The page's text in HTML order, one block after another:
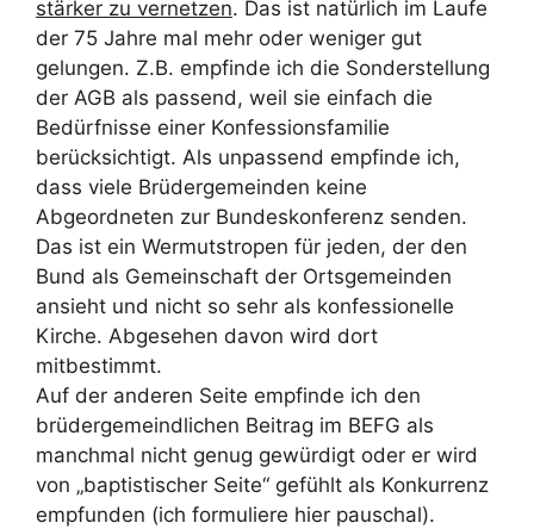
stärker zu vernetzen. Das ist natürlich im Laufe
der 75 Jahre mal mehr oder weniger gut
gelungen. Z.B. empfinde ich die Sonderstellung
der AGB als passend, weil sie einfach die
Bedürfnisse einer Konfessionsfamilie
berücksichtigt. Als unpassend empfinde ich,
dass viele Brüdergemeinden keine
Abgeordneten zur Bundeskonferenz senden.
Das ist ein Wermutstropen für jeden, der den
Bund als Gemeinschaft der Ortsgemeinden
ansieht und nicht so sehr als konfessionelle
Kirche. Abgesehen davon wird dort
mitbestimmt.
Auf der anderen Seite empfinde ich den
brüdergemeindlichen Beitrag im BEFG als
manchmal nicht genug gewürdigt oder er wird
von „baptistischer Seite“ gefühlt als Konkurrenz
empfunden (ich formuliere hier pauschal).